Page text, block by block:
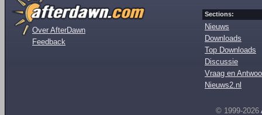
Over AfterDawn
Feedback
Sections:
Nieuws
Downloads
Top Downloads
Discussie
Vraag en
Nieuws2.nl
© 1999-2026